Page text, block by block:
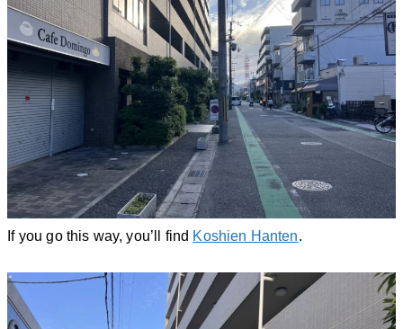
If you go this way, you’ll find Koshien Hanten.